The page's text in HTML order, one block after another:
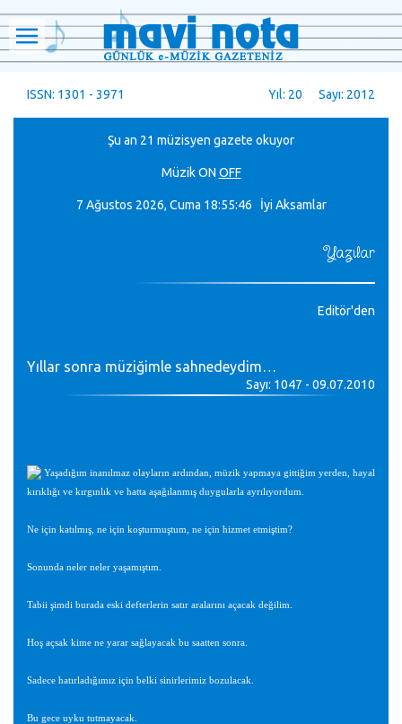
ISSN: 1301 - 3971 Yıl: 20 Sayı: 2012
Şu an 21 müzisyen gazete okuyor
MüzikON OFF
7 Ağustos 2026, Cuma 18:55:46 İyi Aksamlar
Yazılar
Editör'den
Yıllar sonra müziğimle sahnedeydim…
Sayı: 1047 - 09.07.2010
Yaşadığım inanılmaz olayların ardından, müzik yapmaya gittiğim yerden, hayal
kırıklığı ve kırgınlık ve hatta aşağılanmış duygularla ayrılıyordum.
Ne için katılmış, ne için koşturmuştum, ne için hizmet etmiştim?
Sonunda neler neler yaşamıştım.
Tabii şimdi burada eski defterlerin satır aralarını açacak değilim.
Hoş açsak kime ne yarar sağlayacak bu saatten sonra.
Sadece hatırladığımız için belki sinirlerimiz bozulacak.
Bu gece uyku tutmayacak.